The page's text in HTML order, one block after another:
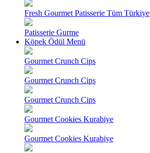
Fresh Gourmet Patisserie Tüm Türkiye
Patisserie Gurme
Köpek Ödül Menü
Gourmet Crunch Cips
Gourmet Crunch Cips
Gourmet Crunch Cips
Gourmet Cookies Kurabiye
Gourmet Cookies Kurabiye